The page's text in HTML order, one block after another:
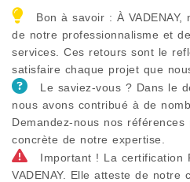
Bon à savoir : À
de notre professionnalisme et
services. Ces retours sont le
satisfaire chaque projet que
Le saviez-vous ? Dans le
nous avons contribué à de
Demandez-nous nos
concrète de notre expertise.
Important ! La certification
VADENAY. Elle atteste de notre